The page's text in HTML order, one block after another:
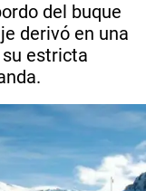
del buque
derivó en una
estricta